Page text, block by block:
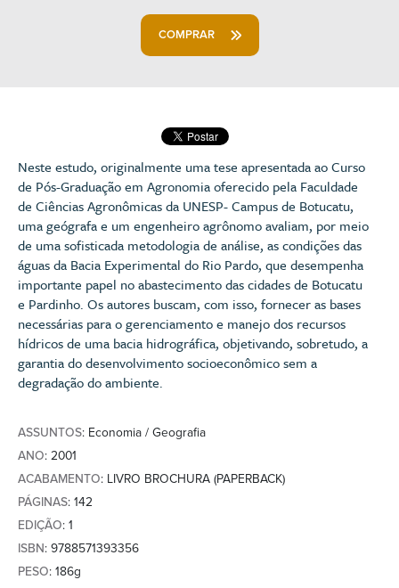
COMPRAR
Neste estudo, originalmente uma tese apresentada ao Curso
de Pós-Graduação em Agronomia oferecido pela Faculdade
de Ciências Agronômicas da UNESP- Campus de Botucatu,
uma geógrafa e um engenheiro agrônomo avaliam, por meio
de uma sofisticada metodologia de análise, as condições das
águas da Bacia Experimental do Rio Pardo, que desempenha
importante papel no abastecimento das cidades de Botucatu
e Pardinho. Os autores buscam, com isso, fornecer as bases
necessárias para o gerenciamento e manejo dos recursos
hídricos de uma bacia hidrográfica, objetivando, sobretudo, a
garantia do desenvolvimento socioeconômico sem a
degradação do ambiente.
ASSUNTOS: Economia / Geografia
ANO: 2001
ACABAMENTO: LIVRO BROCHURA (PAPERBACK)
PÁGINAS: 142
EDIÇÃO: 1
ISBN: 9788571393356
PESO: 186g